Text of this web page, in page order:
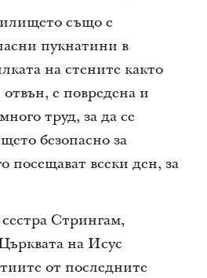
също е
пукнатини в
на стените както
отвън, е повредена и
труд, за да се
безопасно за
посещават всеки ден, за
Стрингам,
на Исус
от последните